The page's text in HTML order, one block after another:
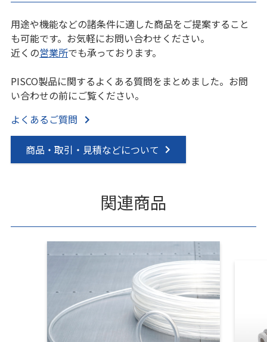
用途や機能などの諸条件に適した商品をご提案すること
も可能です。お気軽にお問い合わせください。
近くの営業所でも承っております。
PISCO製品に関するよくある質問をまとめました。お問
い合わせの前にご覧ください。
よくあるご質問
商品・取引・見積などについて
関連商品